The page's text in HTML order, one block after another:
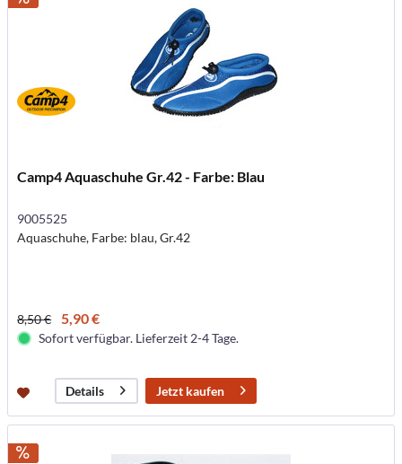
Camp4 Aquaschuhe Gr.42 - Farbe: Blau
9005525
Aquaschuhe, Farbe: blau, Gr.42
8,50 € 5,90 €
Sofort verfügbar. Lieferzeit 2-4 Tage.
Details Jetzt kaufen